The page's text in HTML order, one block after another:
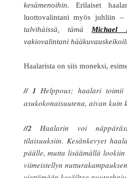
kesämenoihin. Erilaiset
luottovalintani myös juhliin
talvihäissä, tämä Michael
vakiovalintani
Haalarista on siis moneksi,
// 1 Helppous; haalari toimii
asukokonaisuutena, aivan kuin
//2 Haalarin voi
tilaisuuksiin. Kesänkevyet
päälle, mutta lisäämällä
viimeistellyn